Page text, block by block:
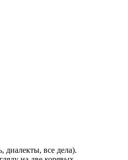
диалекты, все дела).